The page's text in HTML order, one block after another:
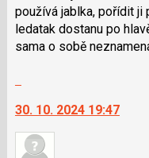
i
klávesy
N
P
pro
předchozí
používá jablka, pořídit
ledatak dostanu po
sama o sobě
další
nový
názor.
30. 10. 2024 19:47